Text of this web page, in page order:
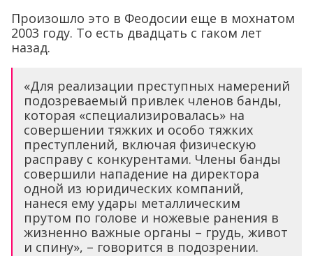
Произошло это в Феодосии еще в мохнатом
2003 году. То есть двадцать с гаком лет
назад.
«Для реализации преступных намерений
подозреваемый привлек членов банды,
которая «специализировалась» на
совершении тяжких и особо тяжких
преступлений, включая физическую
расправу с конкурентами. Члены банды
совершили нападение на директора
одной из юридических компаний,
нанеся ему удары металлическим
прутом по голове и ножевые ранения в
жизненно важные органы – грудь, живот
и спину», – говорится в подозрении.